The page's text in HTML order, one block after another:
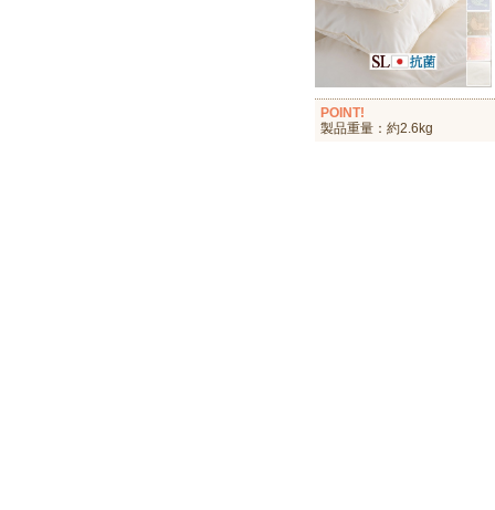
POINT!
製品重量：約2.6kg